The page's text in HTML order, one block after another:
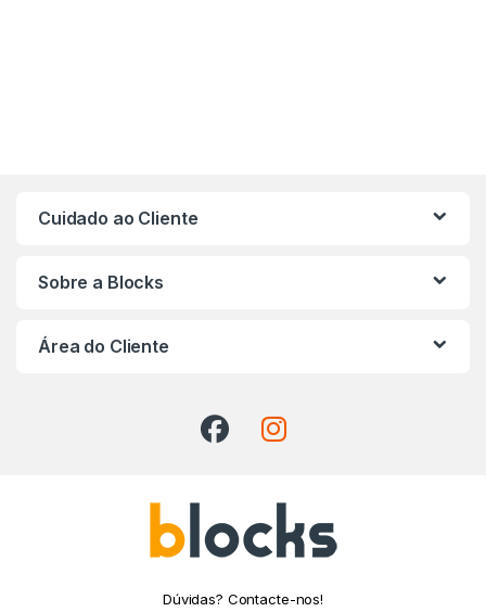
Cuidado ao Cliente
Sobre a Blocks
Área do Cliente
Dúvidas? Contacte-nos!